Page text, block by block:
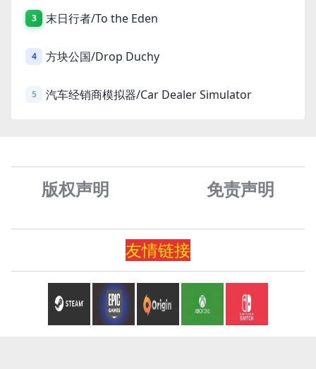
3 末日行者/To the Eden
4 方块公国/Drop Duchy
5 汽车经销商模拟器/Car Dealer Simulator
版权声明 免责声明
友情链接